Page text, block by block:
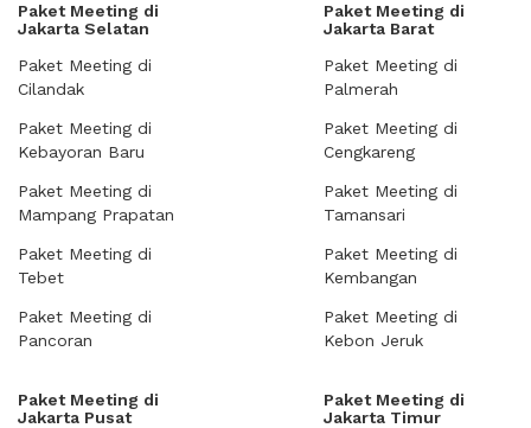
Paket Meeting di
Jakarta Selatan
Paket Meeting di
Cilandak
Paket Meeting di
Kebayoran Baru
Paket Meeting di
Mampang Prapatan
Paket Meeting di
Tebet
Paket Meeting di
Pancoran
Paket Meeting di
Jakarta Barat
Paket Meeting di
Palmerah
Paket Meeting di
Cengkareng
Paket Meeting di
Tamansari
Paket Meeting di
Kembangan
Paket Meeting di
Kebon Jeruk
Paket Meeting di
Jakarta Pusat
Paket Meeting di
Jakarta Timur